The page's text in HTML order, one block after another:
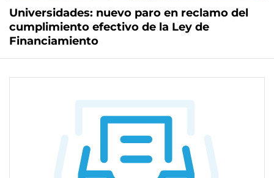
Universidades: nuevo paro en reclamo del
cumplimiento efectivo de la Ley de
Financiamiento